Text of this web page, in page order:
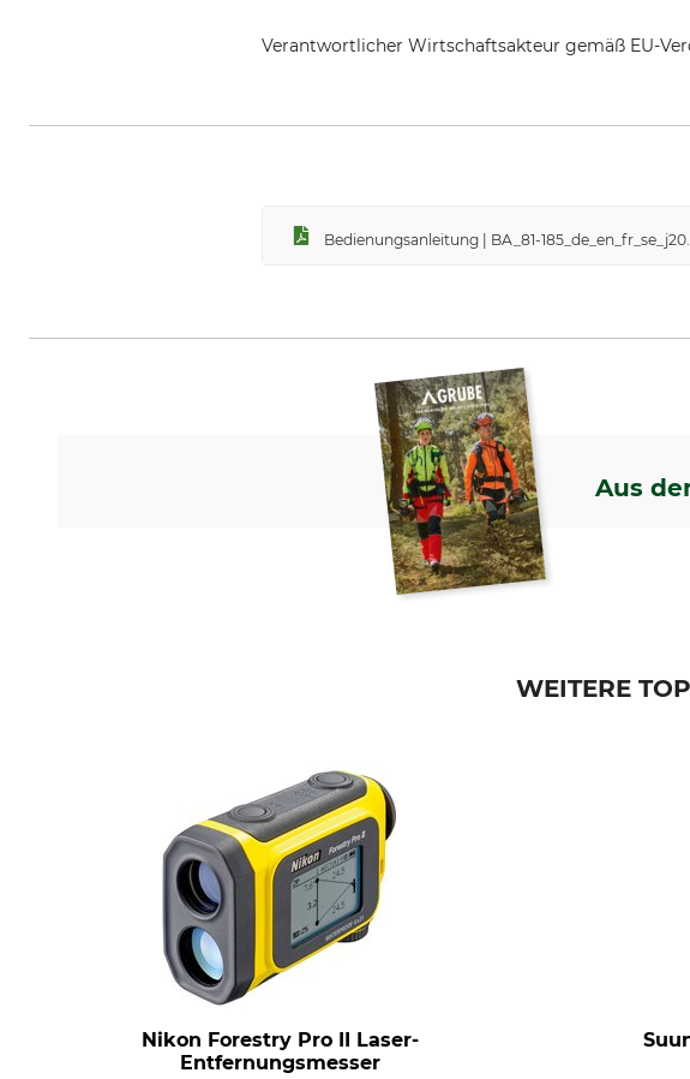
Verantwortlicher Wirtschaftsakteur gemäß EU-
Bedienungsanleitung | BA_81-
Aus
WEITERE
Nikon Forestry Pro II Laser-
Entfernungsmesser